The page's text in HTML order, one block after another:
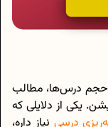
حجم درس‌ها، مطالب
یکی از دلایلی که
درسی نیاز داره،